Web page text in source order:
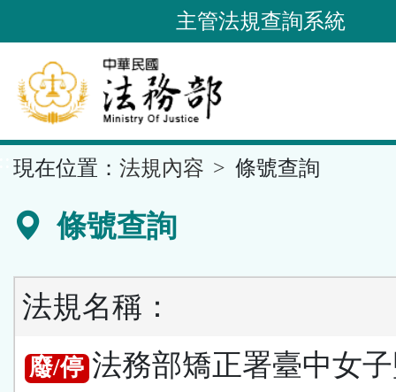
到
要
內
容
區
主管法規查詢系統
現在位置： 法規內容 條號查詢
條號查詢
法規名稱：
廢/停 法務部矯正署臺中女